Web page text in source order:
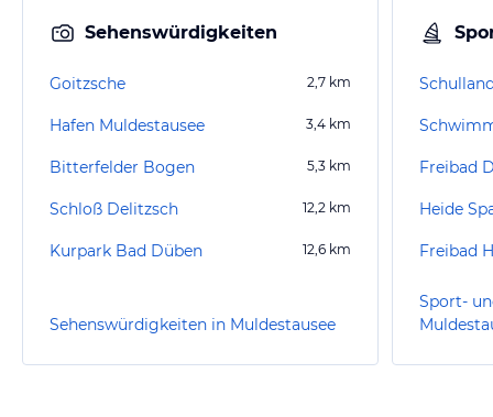
Sehenswürdigkeiten
Goitzsche 2,7 km
Hafen Muldestausee 3,4 km
Bitterfelder Bogen 5,3 km
Schloß Delitzsch 12,2 km
Kurpark Bad Düben 12,6 km
Sehenswürdigkeiten in Muldestausee
Freibad
Heide
Freibad
Sport-